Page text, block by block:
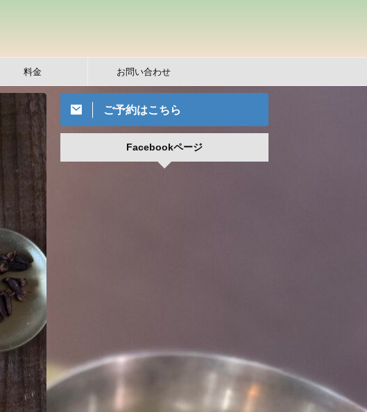
料金 お問い合わせ
ご予約はこちら
Facebookページ